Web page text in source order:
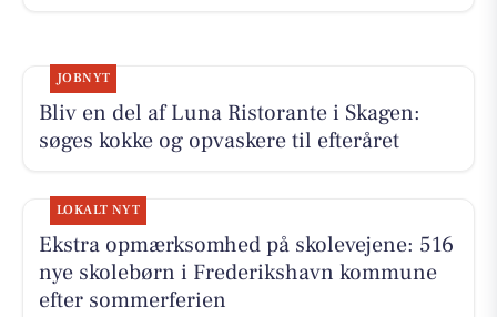
JOBNYT
Bliv en del af Luna Ristorante i Skagen:
søges kokke og opvaskere til efteråret
LOKALT NYT
Ekstra opmærksomhed på skolevejene: 516
nye skolebørn i Frederikshavn kommune
efter sommerferien